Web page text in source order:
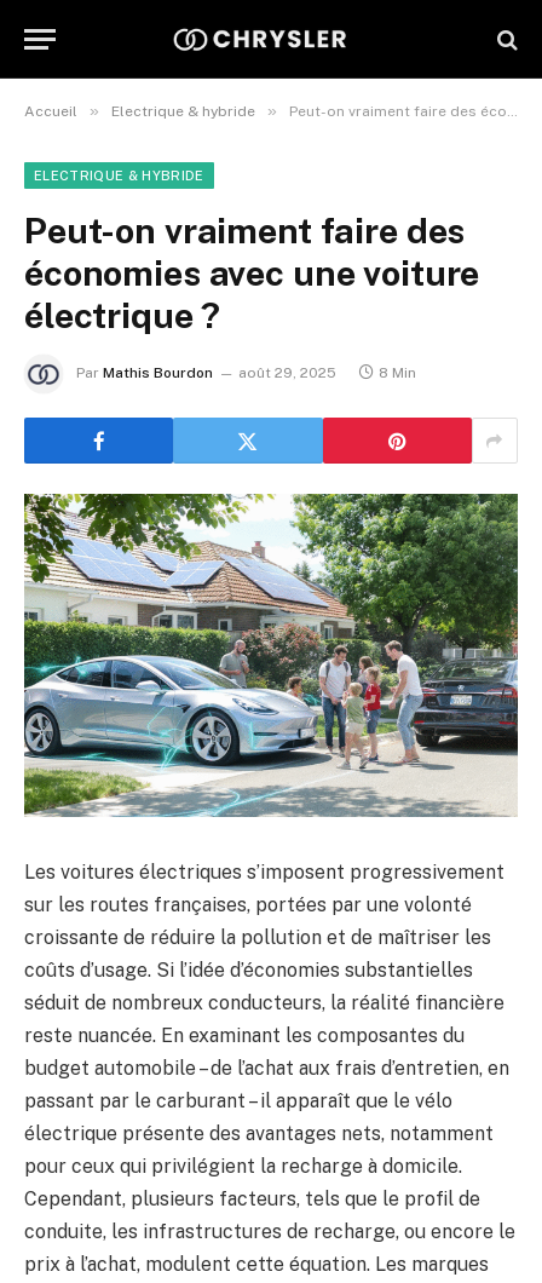
Accueil » Electrique & hybride » Peut-on vraiment faire des économies avec une voiture électrique ?
ELECTRIQUE & HYBRIDE
Peut-on vraiment faire des
économies avec une voiture
électrique ?
Par Mathis Bourdon août 29, 2025 8 Min
Les voitures électriques s’imposent progressivement
sur les routes françaises, portées par une volonté
croissante de réduire la pollution et de maîtriser les
coûts d’usage. Si l’idée d’économies substantielles
séduit de nombreux conducteurs, la réalité financière
reste nuancée. En examinant les composantes du
budget automobile – de l’achat aux frais d’entretien, en
passant par le carburant – il apparaît que le vélo
électrique présente des avantages nets, notamment
pour ceux qui privilégient la recharge à domicile.
Cependant, plusieurs facteurs, tels que le profil de
conduite, les infrastructures de recharge, ou encore le
prix à l’achat, modulent cette équation. Les marques